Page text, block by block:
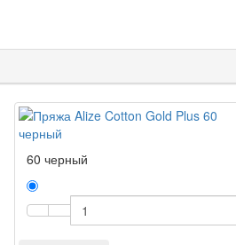
60 черный